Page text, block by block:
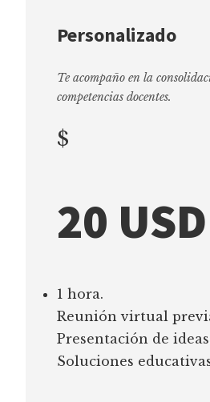
Personalizado
Te acompaño en la
competencias docentes.
$
20 USD
1 hora.
Reunión virtual
Presentación de
Soluciones